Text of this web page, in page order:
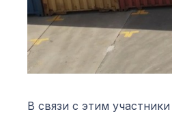
В связи с этим